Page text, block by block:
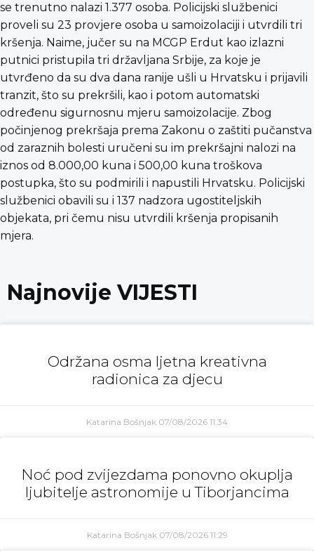
se trenutno nalazi 1.377 osoba. Policijski službenici
proveli su 23 provjere osoba u samoizolaciji i utvrdili tri
kršenja. Naime, jučer su na MCGP Erdut kao izlazni
putnici pristupila tri državljana Srbije, za koje je
utvrđeno da su dva dana ranije ušli u Hrvatsku i prijavili
tranzit, što su prekršili, kao i potom automatski
određenu sigurnosnu mjeru samoizolacije. Zbog
počinjenog prekršaja prema Zakonu o zaštiti pučanstva
od zaraznih bolesti uručeni su im prekršajni nalozi na
iznos od 8.000,00 kuna i 500,00 kuna troškova
postupka, što su podmirili i napustili Hrvatsku. Policijski
službenici obavili su i 137 nadzora ugostiteljskih
objekata, pri čemu nisu utvrdili kršenja propisanih
mjera.
Najnovije VIJESTI
Održana osma ljetna kreativna
radionica za djecu
Katarina Bošnjak 07/08/2026 11:34
Noć pod zvijezdama ponovno okuplja
ljubitelje astronomije u Tiborjancima
Katarina Bošnjak 07/08/2026 11:29